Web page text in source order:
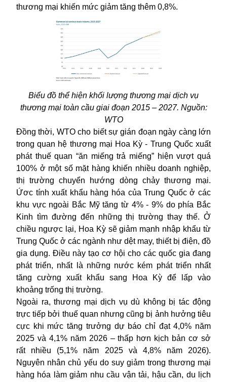
thương mại khiến mức giảm tăng thêm 0,8%.
Biểu đồ thể hiện khối lượng thương mại dịch vụ
thương mại toàn cầu giai đoạn 2015 – 2027. Nguồn:
WTO
Đồng thời, WTO cho biết sự gián đoạn ngày càng lớn
trong quan hệ thương mại Hoa Kỳ - Trung Quốc xuất
phát thuế quan “ăn miếng trả miếng” hiện vượt quá
100% ở một số mặt hàng khiến nhiều doanh nghiệp,
thị trường chuyển hướng dòng chảy thương mại.
Ứơc tính xuất khẩu hàng hóa của Trung Quốc ở các
khu vực ngoài Bắc Mỹ tăng từ 4% - 9% do phía Bắc
Kinh tìm đường đến những thị trường thay thế. Ở
chiều ngược lại, Hoa Kỳ sẽ giảm mạnh nhập khẩu từ
Trung Quốc ở các ngành như dệt may, thiết bị điện, đồ
gia dụng. Điều này tạo cơ hội cho các quốc gia đang
phát triển, nhất là những nước kém phát triển nhất
tăng cường xuất khẩu sang Hoa Kỳ để lấp vào
khoảng trống thị trường.
Ngoài ra, thương mại dịch vụ dù không bị tác động
trực tiếp bởi thuế quan nhưng cũng bị ảnh hưởng tiêu
cực khi mức tăng trưởng dự báo chỉ đạt 4,0% năm
2025 và 4,1% năm 2026 – thấp hơn kịch bản cơ sở
rất nhiều (5,1% năm 2025 và 4,8% năm 2026).
Nguyên nhân chủ yếu do suy giảm trong thương mại
hàng hóa làm giảm nhu cầu vận tải, hậu cần, du lịch